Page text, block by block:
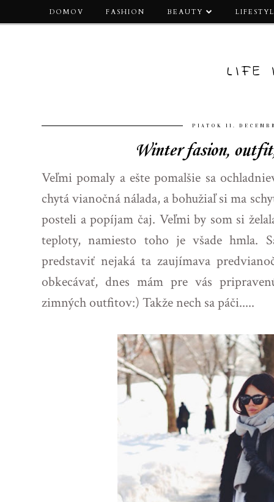
DOMOV FASHION BEAUTY
LIFE
PIATOK 11.
Winter fasion,
Veľmi pomaly a ešte pomalšie sa
chytá vianočná nálada, a bohužiaľ si ma
posteli a popíjam čaj. Veľmi by som si
teploty, namiesto toho je všade hmla.
predstaviť nejaká ta zaujímava
obkecávať, dnes mám pre vás
zimných outfitov:) Takže nech sa páči.....